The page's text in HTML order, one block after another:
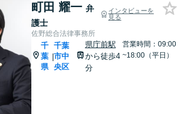
町田 耀一 弁
護士
インタビューを
見る
佐野総合法律事務所
千
葉
県
|
千葉
市中
央区
県庁前駅
から徒歩4
分
営業時間：09:00
~18:00（平日）